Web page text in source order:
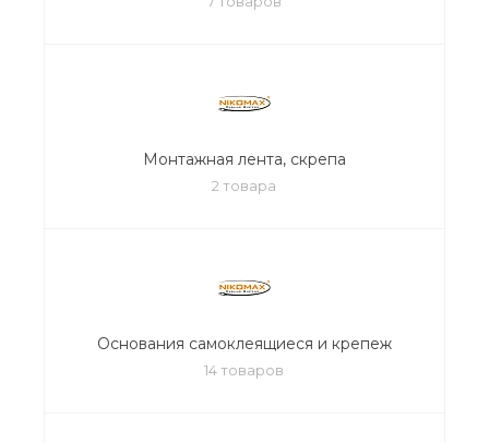
Монтажная лента, скрепа
2 товара
Основания самоклеящиеся и крепеж
14 товаров